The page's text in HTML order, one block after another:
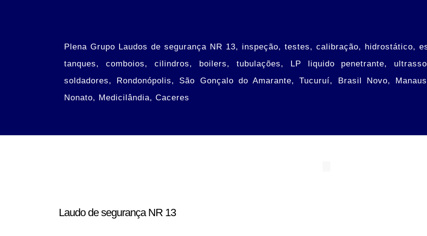
Plena Grupo Laudos de segurança NR 13, inspeção, testes, calibração, hidrostático,
tanques, comboios, cilindros, boilers, tubulações, LP liquido penetrante,
soldadores, Rondonópolis, São Gonçalo do Amarante, Tucuruí, Brasil Novo,
Nonato, Medicilândia, Caceres
Laudo de segurança NR 13